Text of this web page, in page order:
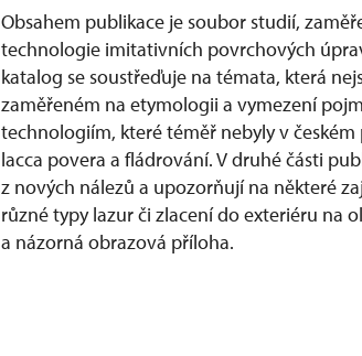
Obsahem publikace je soubor studií,
technologie imitativních povrchových
katalog se soustřeďuje na témata, která
zaměřeném na etymologii a vymezení
technologiím, které téměř nebyly v
lacca povera a fládrování. V druhé části
z nových nálezů a upozorňují na některé
různé typy lazur či zlacení do exteriéru na
a názorná obrazová příloha.